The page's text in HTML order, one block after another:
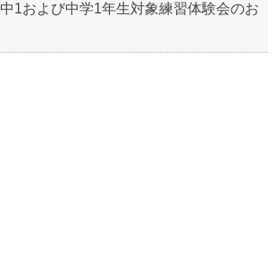
1および中学1年生対象練習体験会のお